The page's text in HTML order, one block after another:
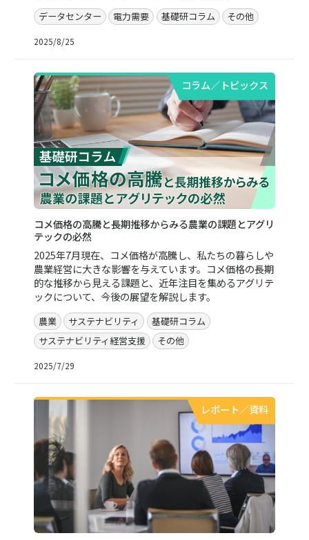
データセンター 電力需要 基礎研コラム その他
2025/8/25
コラム／トピックス
コメ価格の高騰と長期推移からみる農業の課題とアグリ
テックの必然
2025年7月現在、コメ価格が高騰し、私たちの暮らしや
農業経営に大きな影響を与えています。コメ価格の長期
的な推移から見える課題と、近年注目を集めるアグリテ
ックについて、今後の展望を解説します。
農業 サステナビリティ
基礎研コラム
サステナビリティ経営支援
その他
2025/7/29
レポート／資料